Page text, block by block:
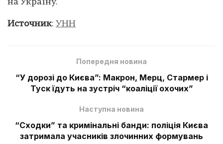
на Україну.
Источник: УНН
Попередня новина
“У дорозі до Києва”: Макрон, Мерц, Стармер і
Туск їдуть на зустріч “коаліції охочих”
Наступна новина
“Сходки” та кримінальні банди: поліція Києва
затримала учасників злочинних формувань